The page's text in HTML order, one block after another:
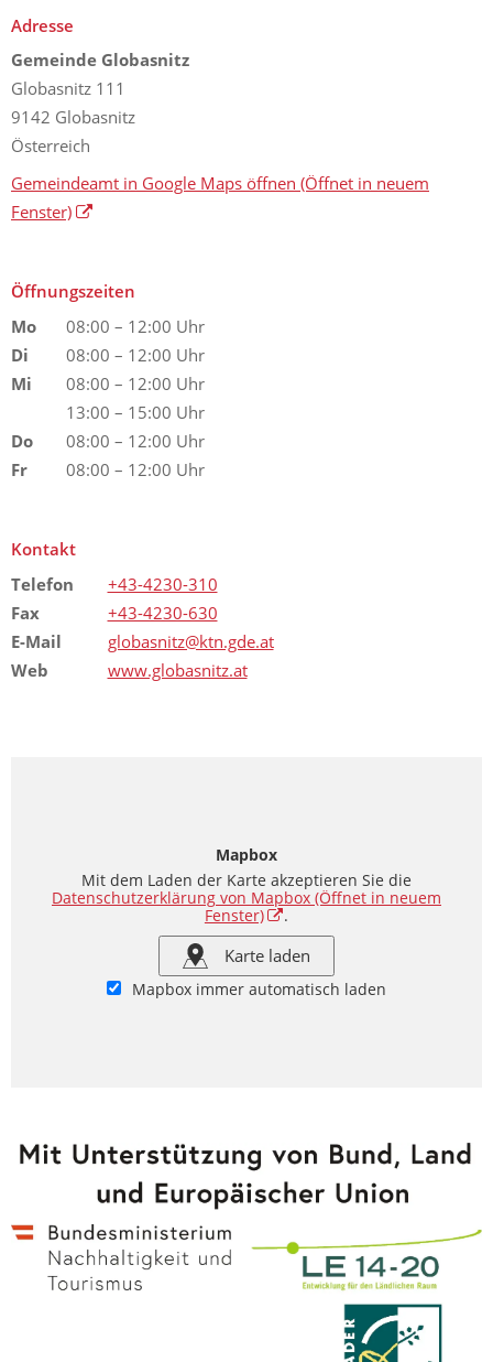
Adresse
Gemeinde Globasnitz
Globasnitz 111
9142 Globasnitz
Österreich
Gemeindeamt in Google Maps öffnen (Öffnet in neuem
Fenster)
Öffnungszeiten
Mo
08:00 – 12:00 Uhr
Di
08:00 – 12:00 Uhr
Mi
08:00 – 12:00 Uhr
13:00 – 15:00 Uhr
Do
08:00 – 12:00 Uhr
Fr
08:00 – 12:00 Uhr
Kontakt
Telefon
+43-4230-310
Fax
+43-4230-630
E-Mail
globasnitz@ktn.gde.at
Web
www.globasnitz.at
Mapbox
Mit dem Laden der Karte akzeptieren Sie die
Datenschutzerklärung von Mapbox (Öffnet in neuem
Fenster)
.
Karte laden
Mapbox immer automatisch laden